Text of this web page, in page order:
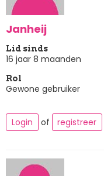
Janheij
Lid sinds
16 jaar 8 maanden
Rol
Gewone gebruiker
Login of registreer